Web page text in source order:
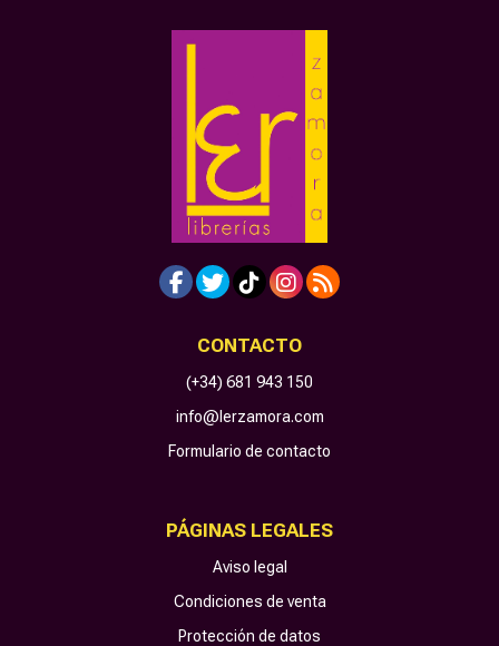
CONTACTO
(+34) 681 943 150
info@lerzamora.com
Formulario de contacto
PÁGINAS LEGALES
Aviso legal
Condiciones de venta
Protección de datos